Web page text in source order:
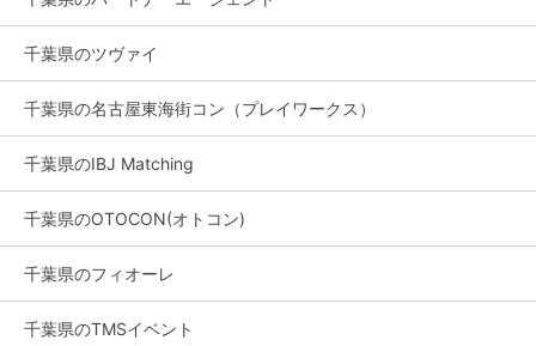
千葉県のツヴァイ
千葉県の名古屋東海街コン（プレイワークス）
千葉県のIBJ Matching
千葉県のOTOCON(オトコン)
千葉県のフィオーレ
千葉県のTMSイベント